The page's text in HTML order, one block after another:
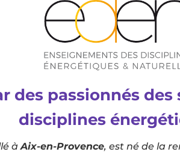
des passionnés
disciplines
àAix-en-Provence, est né de la